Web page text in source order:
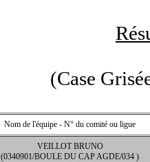
(Case
Nom de l'équipe - N° du comité ou ligue
VEILLOT BRUNO
(0340901/BOULE DU CAP AGDE/034 )